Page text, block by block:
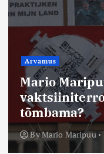
Arvamus
Mario
tõmbama?
ByMario Maripuu